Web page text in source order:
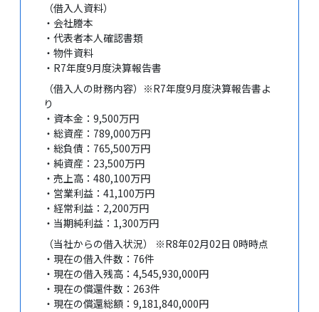
（借入人資料）
・会社謄本
・代表者本人確認書類
・物件資料
・R7年度9月度決算報告書
（借入人の財務内容）※R7年度9月度決算報告書よ
り
・資本金：9,500万円
・総資産：789,000万円
・総負債：765,500万円
・純資産：23,500万円
・売上高：480,100万円
・営業利益：41,100万円
・経常利益：2,200万円
・当期純利益：1,300万円
（当社からの借入状況） ※R8年02月02日 0時時点
・現在の借入件数：76件
・現在の借入残高：4,545,930,000円
・現在の償還件数：263件
・現在の償還総額：9,181,840,000円